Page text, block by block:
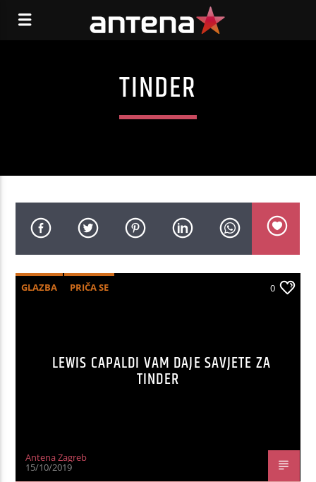
TINDER
GLAZBA PRIČA SE 0
LEWIS CAPALDI VAM DAJE SAVJETE ZA
TINDER
Antena Zagreb
15/10/2019